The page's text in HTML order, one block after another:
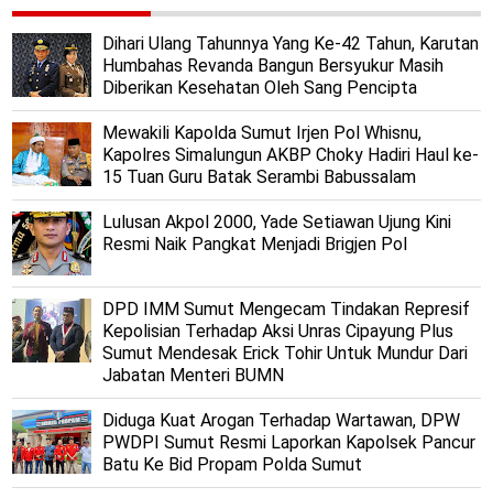
Dihari Ulang Tahunnya Yang Ke-42 Tahun, Karutan
Humbahas Revanda Bangun Bersyukur Masih
Diberikan Kesehatan Oleh Sang Pencipta
Mewakili Kapolda Sumut Irjen Pol Whisnu,
Kapolres Simalungun AKBP Choky Hadiri Haul ke-
15 Tuan Guru Batak Serambi Babussalam
Lulusan Akpol 2000, Yade Setiawan Ujung Kini
Resmi Naik Pangkat Menjadi Brigjen Pol
DPD IMM Sumut Mengecam Tindakan Represif
Kepolisian Terhadap Aksi Unras Cipayung Plus
Sumut Mendesak Erick Tohir Untuk Mundur Dari
Jabatan Menteri BUMN
Diduga Kuat Arogan Terhadap Wartawan, DPW
PWDPI Sumut Resmi Laporkan Kapolsek Pancur
Batu Ke Bid Propam Polda Sumut